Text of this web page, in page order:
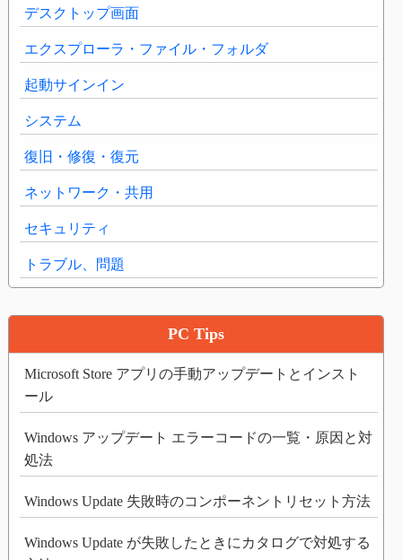
デスクトップ画面
エクスプローラ・ファイル・フォルダ
起動サインイン
システム
復旧・修復・復元
ネットワーク・共用
セキュリティ
トラブル、問題
PC Tips
Microsoft Store アプリの手動アップデートとインスト
ール
Windows アップデート エラーコードの一覧・原因と対
処法
Windows Update 失敗時のコンポーネントリセット方法
Windows Update が失敗したときにカタログで対処する